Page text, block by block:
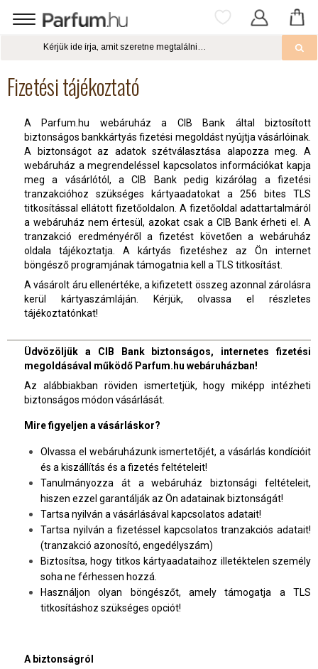
Fizetési tájékoztató
A Parfum.hu webáruház a CIB Bank által biztosított
biztonságos bankkártyás fizetési megoldást nyújtja vásárlóinak.
A biztonságot az adatok szétválasztása alapozza meg. A
webáruház a megrendeléssel kapcsolatos információkat kapja
meg a vásárlótól, a CIB Bank pedig kizárólag a fizetési
tranzakcióhoz szükséges kártyaadatokat a 256 bites TLS
titkosítással ellátott fizetőoldalon. A fizetőoldal adattartalmáról
a webáruház nem értesül, azokat csak a CIB Bank érheti el. A
tranzakció eredményéről a fizetést követően a webáruház
oldala tájékoztatja. A kártyás fizetéshez az Ön internet
böngésző programjának támogatnia kell a TLS titkosítást.
A vásárolt áru ellenértéke, a kifizetett összeg azonnal zárolásra
kerül kártyaszámláján. Kérjük, olvassa el részletes
tájékoztatónkat!
Üdvözöljük a CIB Bank biztonságos, internetes fizetési
megoldásával működő Parfum.hu webáruházban!
Az alábbiakban röviden ismertetjük, hogy miképp intézheti
biztonságos módon vásárlását.
Mire figyeljen a vásárláskor?
Olvassa el webáruházunk ismertetőjét, a vásárlás kondícióit
és a kiszállítás és a fizetés feltételeit!
Tanulmányozza át a webáruház biztonsági feltételeit,
hiszen ezzel garantálják az Ön adatainak biztonságát!
Tartsa nyilván a vásárlásával kapcsolatos adatait!
Tartsa nyilván a fizetéssel kapcsolatos tranzakciós adatait!
(tranzakció azonosító, engedélyszám)
Biztosítsa, hogy titkos kártyaadataihoz illetéktelen személy
soha ne férhessen hozzá.
Használjon olyan böngészőt, amely támogatja a TLS
titkosításhoz szükséges opciót!
A biztonságról